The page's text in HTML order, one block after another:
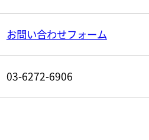
お問い合わせフォーム
03-6272-6906